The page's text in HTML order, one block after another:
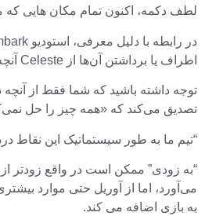
لطف دکمه، اکنون تمام مکان هایی که
اطراف یا برداشتن آن‌ها از Celeste آنچه را که نیاز داریم از کجا تهیه کنیم، اما پریدن از چند صفحه نمایش برای انجام آن واقعاً دردسرساز بود.
تصدیق می‌کند که «همه چیز را حل
“تیم ما به طور سیستماتیک این نقاط
به بازی اضافه می کند.